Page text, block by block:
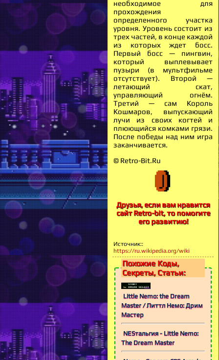
необходимое для
прохождения
определенного участка
уровня. Уровень состоит из
трех частей, в конце каждой
из которых ждет босс.
Первый босс — пингвин,
который выплевывает
пузыри (в мультфильме
отсутствует). Второй —
летающий скат,
управляющий огнём.
Третий — сам Король
Кошмаров, выпускающий
лучи из своих когтей и
плюющийся комками грязи.
После победы над ним игра
заканчивается.
© Retro-Bit.Ru
Друзья, если вам нравится
сайт Retro-bit, то помогите
его развитию!
Источник::
https://ru.wikipedia.org/wiki
Похожие Коды,
Секреты, Статьи:
Little Nemo: the Dream
Master / Литтл Немо: Дрим
Мастер
NESтальгия - Little Nemo:
The Dream Master